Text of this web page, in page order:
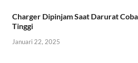
Charger Dipinjam Saat Darurat
Tinggi
Januari 22, 2025